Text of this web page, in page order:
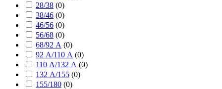
28/38 (0)
38/46 (0)
46/56 (0)
56/68 (0)
68/92 А (0)
92 А/110 А (0)
110 А/132 А (0)
132 А/155 (0)
155/180 (0)